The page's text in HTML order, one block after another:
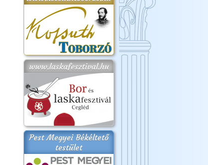
www.laskafesztival.hu
Pest Megyei Békéltető
testület